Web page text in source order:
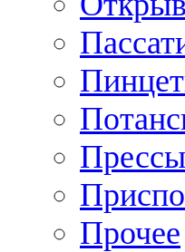
Прочее